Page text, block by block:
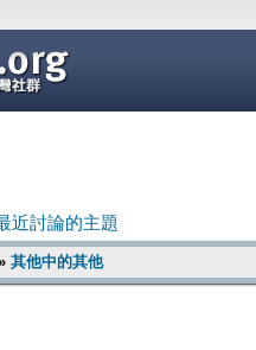
近討論的主題
其他中的其他